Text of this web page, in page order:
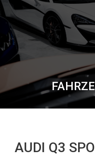
AUDI Q3